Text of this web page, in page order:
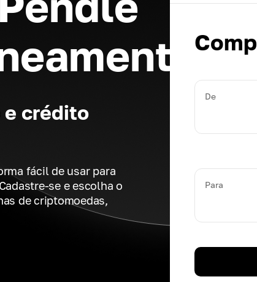
crédito
fácil de usar para
se e escolha o
de criptomoedas,
De
Para